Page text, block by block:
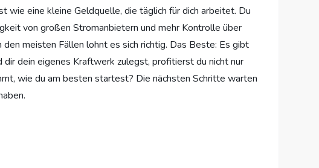
wie eine kleine Geldquelle, die täglich für dich arbeitet. Du
von großen Stromanbietern und mehr Kontrolle über
meisten Fällen lohnt es sich richtig. Das Beste: Es gibt
dein eigenes Kraftwerk zulegst, profitierst du nicht nur
wie du am besten startest? Die nächsten Schritte warten